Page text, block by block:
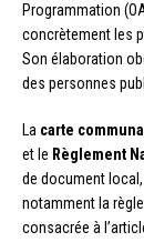
Programmation
concrètement les
Son élaboration
des personnes
La carte
et le Règlement
de document
notamment la
consacrée à